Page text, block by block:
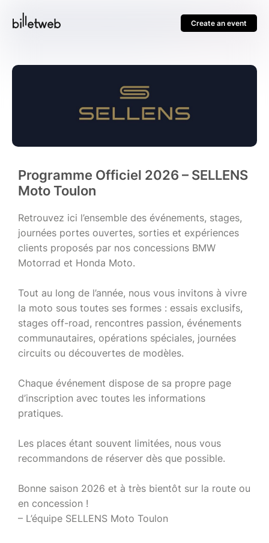
Create an event
Programme Officiel 2026 – SELLENS
Moto Toulon
Retrouvez ici l’ensemble des événements, stages,
journées portes ouvertes, sorties et expériences
clients proposés par nos concessions BMW
Motorrad et Honda Moto.
Tout au long de l’année, nous vous invitons à vivre
la moto sous toutes ses formes : essais exclusifs,
stages off-road, rencontres passion, événements
communautaires, opérations spéciales, journées
circuits ou découvertes de modèles.
Chaque événement dispose de sa propre page
d’inscription avec toutes les informations
pratiques.
Les places étant souvent limitées, nous vous
recommandons de réserver dès que possible.
Bonne saison 2026 et à très bientôt sur la route ou
en concession !
– L’équipe SELLENS Moto Toulon